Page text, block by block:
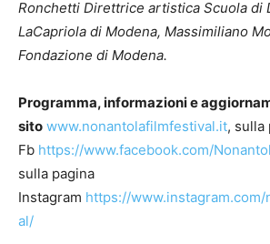
Ronchetti Direttrice artistica Scuola di
LaCapriola di Modena, Massimiliano
Fondazione di Modena.
Programma, informazioni e
sito www.nonantolafilmfestival.it, sulla
Fb https://www.facebook.com/
sulla pagina
Instagram https://
al/